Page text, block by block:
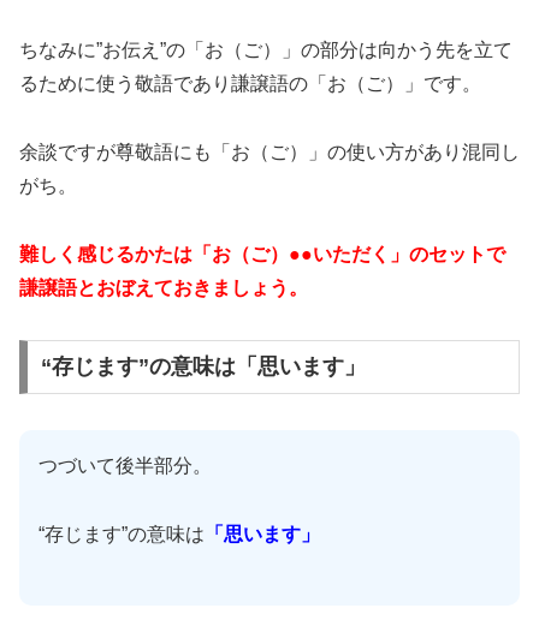
ちなみに”お伝え”の「お（ご）」の部分は向かう先を立て
るために使う敬語であり謙譲語の「お（ご）」です。
余談ですが尊敬語にも「お（ご）」の使い方があり混同し
がち。
難しく感じるかたは「お（ご）●●いただく」のセットで
謙譲語とおぼえておきましょう。
“存じます”の意味は「思います」
つづいて後半部分。
“存じます”の意味は 「思います」